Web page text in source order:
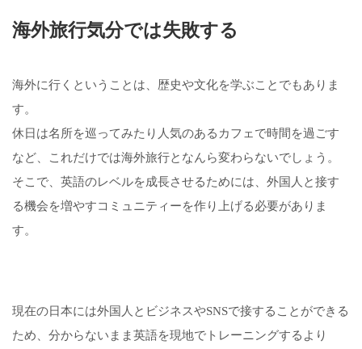
海外旅行気分では失敗する
海外に行くということは、歴史や文化を学ぶことでもありま
す。
休日は名所を巡ってみたり人気のあるカフェで時間を過ごす
など、これだけでは海外旅行となんら変わらないでしょう。
そこで、英語のレベルを成長させるためには、外国人と接す
る機会を増やすコミュニティーを作り上げる必要がありま
す。
現在の日本には外国人とビジネスやSNSで接することができる
ため、分からないまま英語を現地でトレーニングするより